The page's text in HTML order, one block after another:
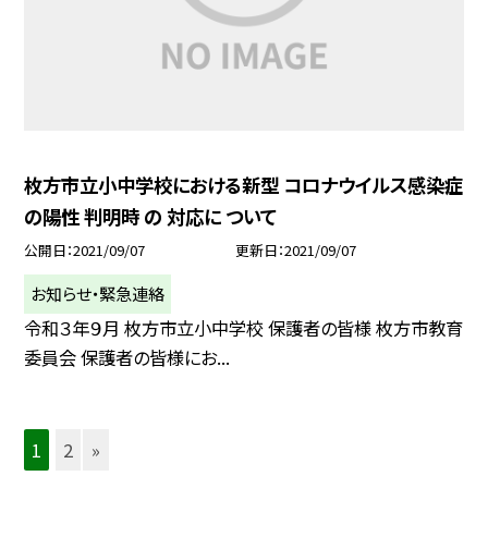
枚方市立小中学校における新型 コロナウイルス感染症
の陽性 判明時 の 対応に ついて
公開日 2021/09/07 更新日 2021/09/07
お知らせ・緊急連絡
令和３年９月 枚方市立小中学校 保護者の皆様 枚方市教育
委員会 保護者の皆様にお...
1 2 »